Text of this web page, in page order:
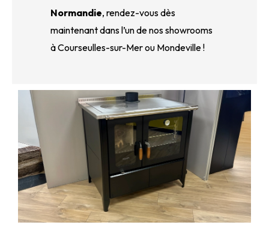
Normandie, rendez-vous dès
maintenantdans l’un de nos showrooms
à Courseulles-sur-Mer ou Mondeville!